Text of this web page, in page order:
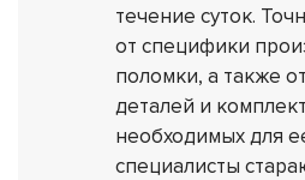
течение суток.
от специфики
поломки, а также
деталей и
необходимых для
специалисты